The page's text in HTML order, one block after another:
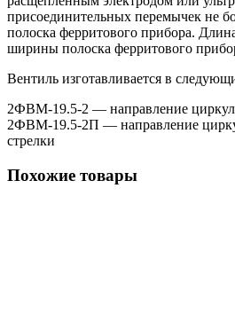
присоединительных перемычек не
полоска ферритового прибора.
ширины полоска ферритового
Вентиль изготавливается в
2ФВМ-19.5-2 — направление
2ФВМ-19.5-2П — направление
стрелки
Похожие товары